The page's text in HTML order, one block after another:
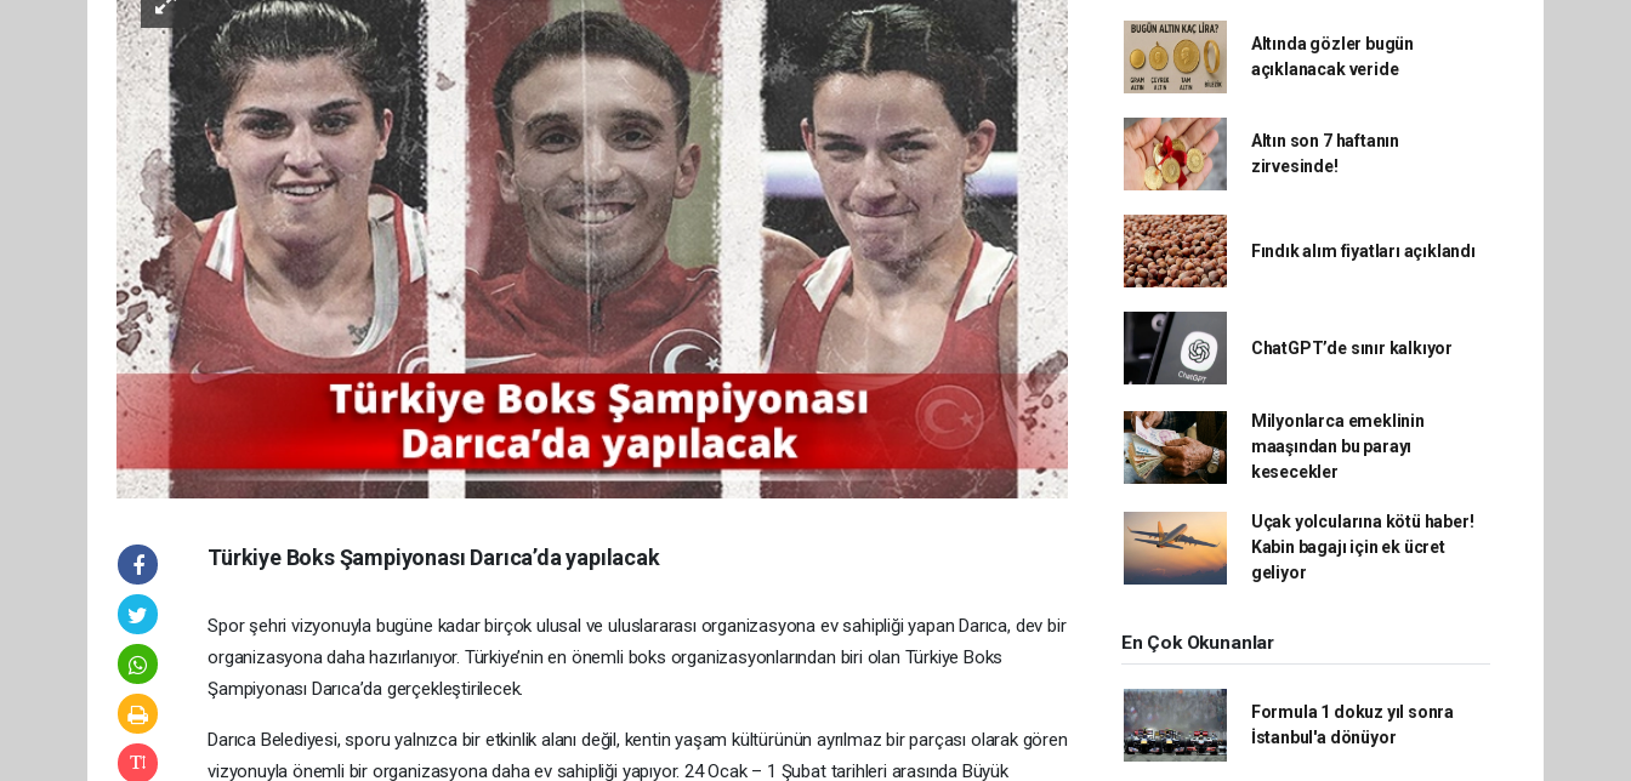
Türkiye Boks Şampiyonası Darıca’da yapılacak
Spor şehri vizyonuyla bugüne kadar birçok ulusal ve uluslararası organizasyona ev sahipliği yapan Darıca, dev bir
organizasyona daha hazırlanıyor. Türkiye’nin en önemli boks organizasyonlarından biri olan Türkiye Boks
Şampiyonası Darıca’da gerçekleştirilecek.
Darıca Belediyesi, sporu yalnızca bir etkinlik alanı değil, kentin yaşam kültürünün ayrılmaz bir parçası olarak gören
vizyonuyla önemli bir organizasyona daha ev sahipliği yapıyor. 24 Ocak – 1 Şubat tarihleri arasında Büyük
Altında gözler bugün
açıklanacak veride
Altın son 7 haftanın
zirvesinde!
Fındık alım fiyatları açıklandı
ChatGPT’de sınır kalkıyor
Milyonlarca emeklinin
maaşından bu parayı
kesecekler
Uçak yolcularına kötü haber!
Kabin bagajı için ek ücret
geliyor
En Çok Okunanlar
Formula 1 dokuz yıl sonra
İstanbul'a dönüyor